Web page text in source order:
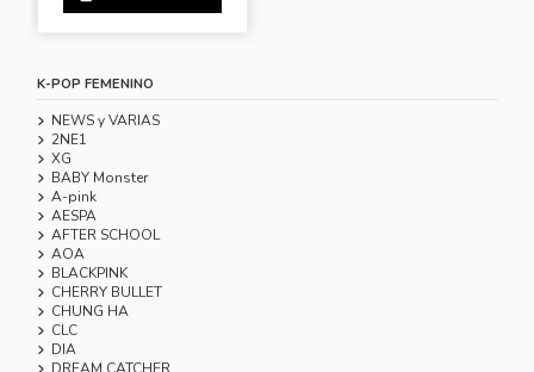
K-POP FEMENINO
NEWS y VARIAS
2NE1
XG
BABY Monster
A-pink
AESPA
AFTER SCHOOL
AOA
BLACKPINK
CHERRY BULLET
CHUNG HA
CLC
DIA